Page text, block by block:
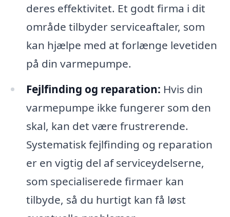
deres effektivitet. Et godt firma i dit
område tilbyder serviceaftaler, som
kan hjælpe med at forlænge levetiden
på din varmepumpe.
Fejlfinding og reparation: Hvis din
varmepumpe ikke fungerer som den
skal, kan det være frustrerende.
Systematisk fejlfinding og reparation
er en vigtig del af serviceydelserne,
som specialiserede firmaer kan
tilbyde, så du hurtigt kan få løst